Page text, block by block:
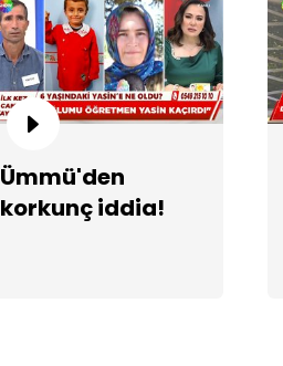
Ümmü'den
korkunç iddia!